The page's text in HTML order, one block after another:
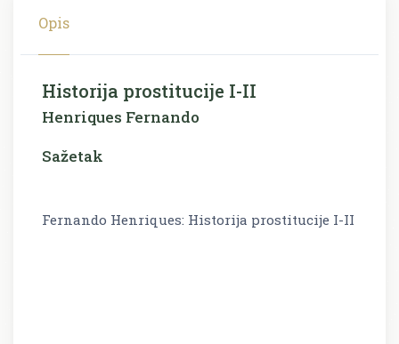
Opis
Historija prostitucije I-II
Henriques Fernando
Sažetak
Fernando Henriques: Historija prostitucije I-II